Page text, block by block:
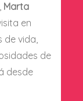
Marta
en
de vida,
de
desde